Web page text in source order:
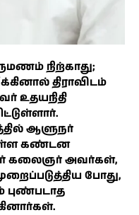
நிற்காது;
திராவிடம்
உதயநிதி
ஆளுநர்
கண்டன
கலைஞர் அவர்கள்,
போது,
புண்படாத